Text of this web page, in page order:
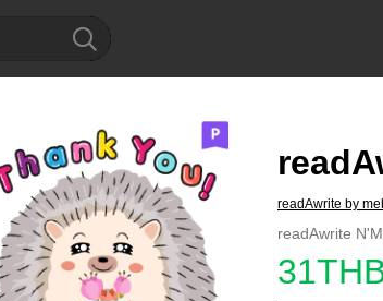
readAwrite by
readAwrite